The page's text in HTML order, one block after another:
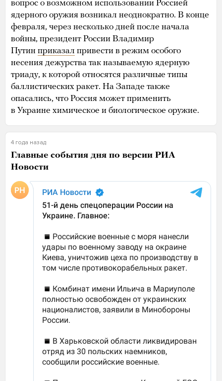
вопрос о возможном использовании Россией
ядерного оружия возникал неоднократно. В конце
февраля, через несколько дней после начала
войны, президент России Владимир
Путин приказал привести в режим особого
несения дежурства так называемую ядерную
триаду, к которой относятся различные типы
баллистических ракет. На Западе также
опасались, что Россия может применить
в Украине химическое и биологическое оружие.
4 года назад
Главные события дня по версии РИА
Новости